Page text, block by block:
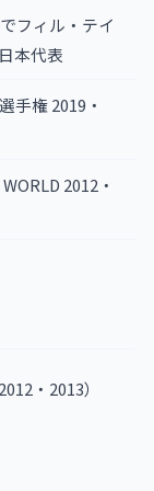
フィル・テイ
本代表
手権 2019・
2012・
・2013）